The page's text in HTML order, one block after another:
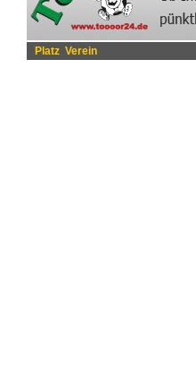
Platz Verein